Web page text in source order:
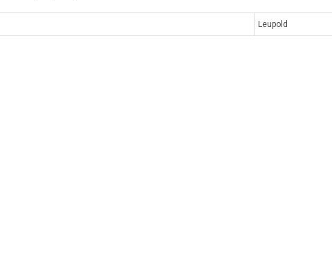
Leupold